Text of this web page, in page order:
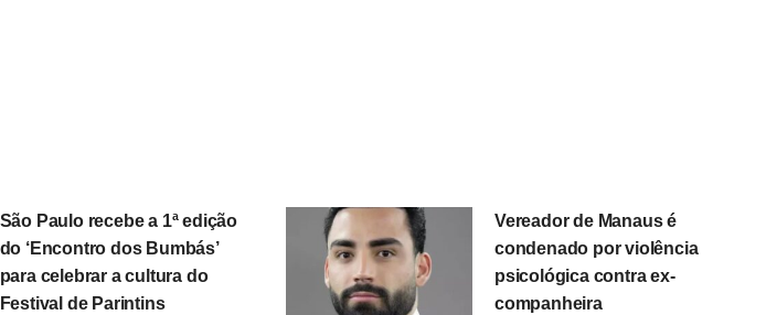
São Paulo recebe a 1ª edição
do ‘Encontro dos Bumbás’
para celebrar a cultura do
Festival de Parintins
Vereador de Manaus é
condenado por violência
psicológica contra ex-
companheira